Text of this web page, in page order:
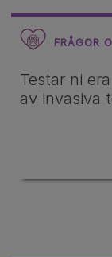
FRÅGOR
Testar ni
av invasiva